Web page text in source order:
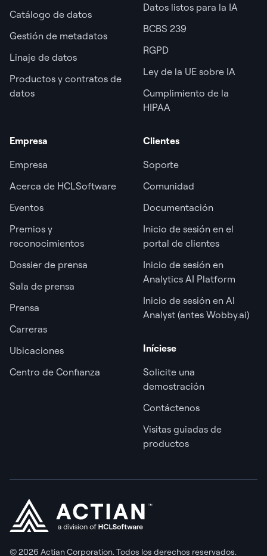
Catálogo de datos
Gestión de metadatos
Linaje de datos
Productos y contratos de
datos
Datos listos para la IA
BCBS 239
RGPD
Ley de la UE sobre IA
Cumplimiento de la
HIPAA
Empresa
Empresa
Acerca de HCLSoftware
Eventos
Premios y
reconocimientos
Dossier de prensa
Sala de prensa
Prensa
Carreras
Ubicaciones
Centro de Confianza
Clientes
Soporte
Comunidad
Documentación
Inicio de sesión en el
portal de clientes
Inicio de sesión en
Analytics AI Platform
Inicio de sesión en AI
Analyst (antes Wobby.ai)
Iníciese
Solicite una
demostración
Contáctenos
Visitas guiadas de
productos
© 2026 Actian Corporation. Todos los derechos reservados.